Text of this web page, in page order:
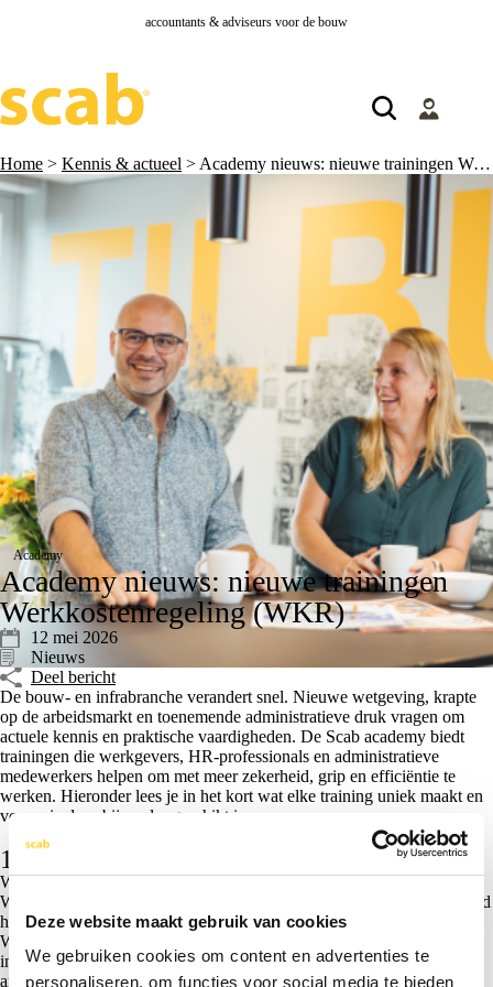
Deze website maakt gebruik van cookies
We gebruiken cookies om content en advertenties te
personaliseren, om functies voor social media te bieden
accountants & adviseurs voor de bouw
Home > Kennis & actueel > Academy nieuws: nieuwe trainingen Werkkostenregeling (WKR)
Academy
Academy nieuws: nieuwe trainingen
Werkkostenregeling (WKR)
12 mei 2026
Nieuws
Deel bericht
De bouw- en infrabranche verandert snel. Nieuwe wetgeving, krapte
op de arbeidsmarkt en toenemende administratieve druk vragen om
actuele kennis en praktische vaardigheden. De Scab academy biedt
trainingen die werkgevers, HR-professionals en administratieve
medewerkers helpen om met meer zekerheid, grip en efficiëntie te
werken. Hieronder lees je in het kort wat elke training uniek maakt en
voor wie deze bijzonder geschikt is.
1. De WKR (Werkkostenregeling)
Werk je met vergoedingen of extra’s voor je mensen? Dan moet je de
WKR goed toepassen.In deze praktische training leer je in één ochtend
hoe je binnen de vrije ruimte blijft en 80% eindheffing voorkomt. De
WKR (Werkkostenregeling) is voor veel ondernemers een
ingewikkelde en onduidelijke regeling en roept het meer vragen dan
antwoorden op. Want wat is nou de vrije ruimte, wat mag ik nog wel